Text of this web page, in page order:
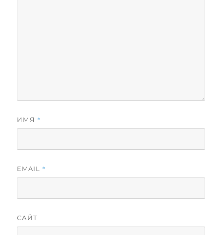
ИМЯ *
EMAIL *
САЙТ